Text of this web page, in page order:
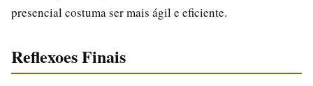
presencial costuma ser mais ágil e eficiente.
Reflexoes Finais